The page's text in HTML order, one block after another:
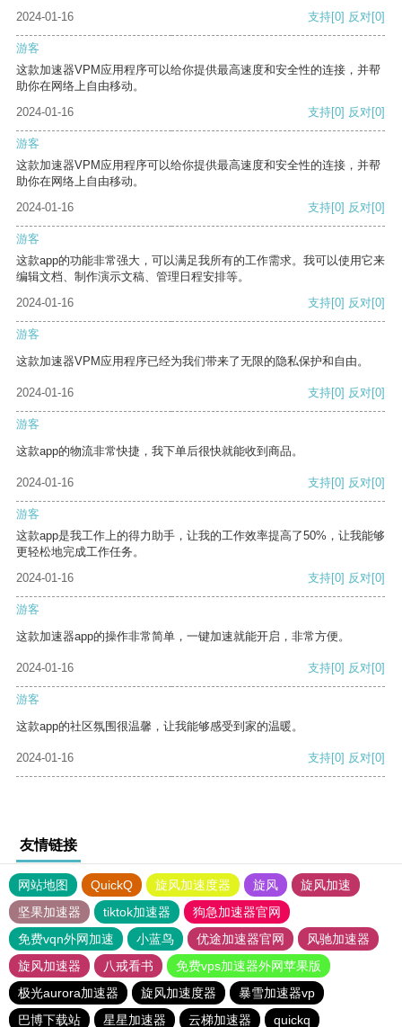
2024-01-16
支持[0] 反对[0]
游客
这款加速器VPM应用程序可以给你提供最高速度和安全性的连接，并帮
助你在网络上自由移动。
2024-01-16
支持[0] 反对[0]
游客
这款加速器VPM应用程序可以给你提供最高速度和安全性的连接，并帮
助你在网络上自由移动。
2024-01-16
支持[0] 反对[0]
游客
这款app的功能非常强大，可以满足我所有的工作需求。我可以使用它来
编辑文档、制作演示文稿、管理日程安排等。
2024-01-16
支持[0] 反对[0]
游客
这款加速器VPM应用程序已经为我们带来了无限的隐私保护和自由。
2024-01-16 支持[0] 反对[0]
游客
这款app的物流非常快捷，我下单后很快就能收到商品。
2024-01-16 支持[0] 反对[0]
游客
这款app是我工作上的得力助手，让我的工作效率提高了50%，让我能够
更轻松地完成工作任务。
2024-01-16
支持[0] 反对[0]
游客
这款加速器app的操作非常简单，一键加速就能开启，非常方便。
2024-01-16 支持[0] 反对[0]
游客
这款app的社区氛围很温馨，让我能够感受到家的温暖。
2024-01-16 支持[0] 反对[0]
友情链接
网站地图 QuickQ 旋风加速度器 旋风
旋风加速
坚果加速器
tiktok加速器
狗急加速器官网
免费vqn外网加速
小蓝鸟 优途加速器官网
风驰加速器
旋风加速器
八戒看书
免费vps加速器外网苹果版
极光aurora加速器
旋风加速度器
暴雪加速器vp
巴博下载站
星星加速器 云梯加速器 quickq